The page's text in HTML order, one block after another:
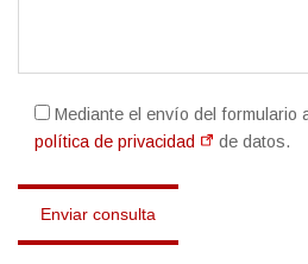
Mediante el envío del formulario
política de privacidad
de datos.